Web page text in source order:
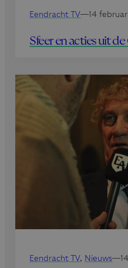
Eendracht TV—14
Sfeer en acties uit
Eendracht TV, Nieuws—